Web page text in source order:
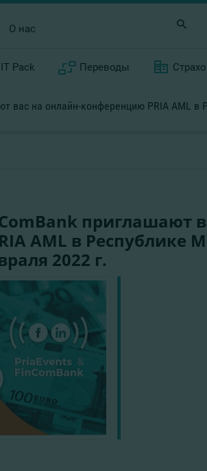
О нас
IT Pack Переводы
вас на онлайн-конференцию PRIA AML в
приглашают
AML в Республике
2022 г.